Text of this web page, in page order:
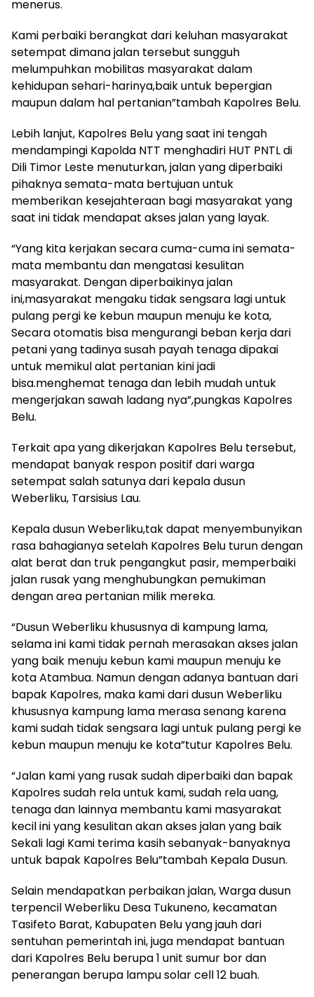
menerus.
Kami perbaiki berangkat dari keluhan masyarakat
setempat dimana jalan tersebut sungguh
melumpuhkan mobilitas masyarakat dalam
kehidupan sehari-harinya,baik untuk bepergian
maupun dalam hal pertanian”tambah Kapolres Belu.
Lebih lanjut, Kapolres Belu yang saat ini tengah
mendampingi Kapolda NTT menghadiri HUT PNTL di
Dili Timor Leste menuturkan, jalan yang diperbaiki
pihaknya semata-mata bertujuan untuk
memberikan kesejahteraan bagi masyarakat yang
saat ini tidak mendapat akses jalan yang layak.
“Yang kita kerjakan secara cuma-cuma ini semata-
mata membantu dan mengatasi kesulitan
masyarakat. Dengan diperbaikinya jalan
ini,masyarakat mengaku tidak sengsara lagi untuk
pulang pergi ke kebun maupun menuju ke kota,
Secara otomatis bisa mengurangi beban kerja dari
petani yang tadinya susah payah tenaga dipakai
untuk memikul alat pertanian kini jadi
bisa.menghemat tenaga dan lebih mudah untuk
mengerjakan sawah ladang nya”,pungkas Kapolres
Belu.
Terkait apa yang dikerjakan Kapolres Belu tersebut,
mendapat banyak respon positif dari warga
setempat salah satunya dari kepala dusun
Weberliku, Tarsisius Lau.
Kepala dusun Weberliku,tak dapat menyembunyikan
rasa bahagianya setelah Kapolres Belu turun dengan
alat berat dan truk pengangkut pasir, memperbaiki
jalan rusak yang menghubungkan pemukiman
dengan area pertanian milik mereka.
“Dusun Weberliku khususnya di kampung lama,
selama ini kami tidak pernah merasakan akses jalan
yang baik menuju kebun kami maupun menuju ke
kota Atambua. Namun dengan adanya bantuan dari
bapak Kapolres, maka kami dari dusun Weberliku
khususnya kampung lama merasa senang karena
kami sudah tidak sengsara lagi untuk pulang pergi ke
kebun maupun menuju ke kota”tutur Kapolres Belu.
“Jalan kami yang rusak sudah diperbaiki dan bapak
Kapolres sudah rela untuk kami, sudah rela uang,
tenaga dan lainnya membantu kami masyarakat
kecil ini yang kesulitan akan akses jalan yang baik
Sekali lagi Kami terima kasih sebanyak-banyaknya
untuk bapak Kapolres Belu”tambah Kepala Dusun.
Selain mendapatkan perbaikan jalan, Warga dusun
terpencil Weberliku Desa Tukuneno, kecamatan
Tasifeto Barat, Kabupaten Belu yang jauh dari
sentuhan pemerintah ini, juga mendapat bantuan
dari Kapolres Belu berupa 1 unit sumur bor dan
penerangan berupa lampu solar cell 12 buah.